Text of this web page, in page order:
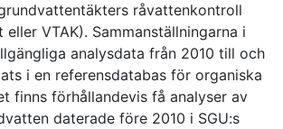
råvattenkontroll
VTAK). Sammanställningarna i
analysdata från 2010 till och
i en referensdatabas för organiska
finns förhållandevis få analyser av
daterade före 2010 i SGU:s